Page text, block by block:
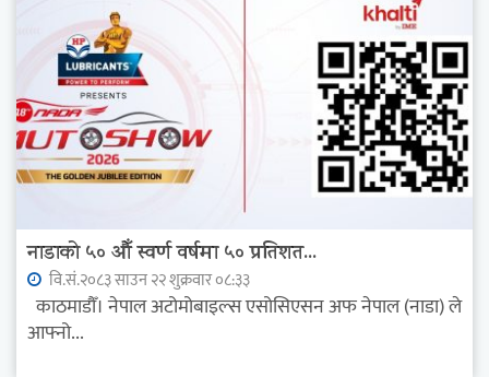
नाडाको ५० औँ स्वर्ण वर्षमा ५० प्रतिशत...
वि.सं.२०८३ साउन २२ शुक्रवार ०८:३३
काठमाडौँ। नेपाल अटोमोबाइल्स एसोसिएसन अफ नेपाल (नाडा) ले
आफ्नो...